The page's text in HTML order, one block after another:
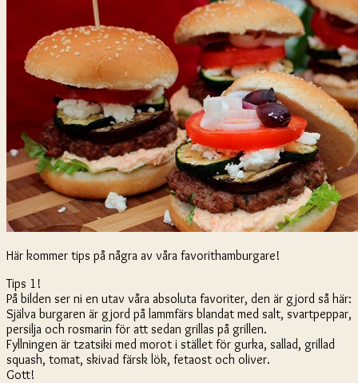
Här kommer tips på några av våra favorithamburgare!
Tips 1!
På bilden ser ni en utav våra absoluta favoriter, den är gjord så här:
Själva burgaren är gjord på lammfärs blandat med salt, svartpeppar,
persilja och rosmarin för att sedan grillas på grillen.
Fyllningen är tzatsiki med morot i stället för gurka, sallad, grillad
squash, tomat, skivad färsk lök, fetaost och oliver.
Gott!